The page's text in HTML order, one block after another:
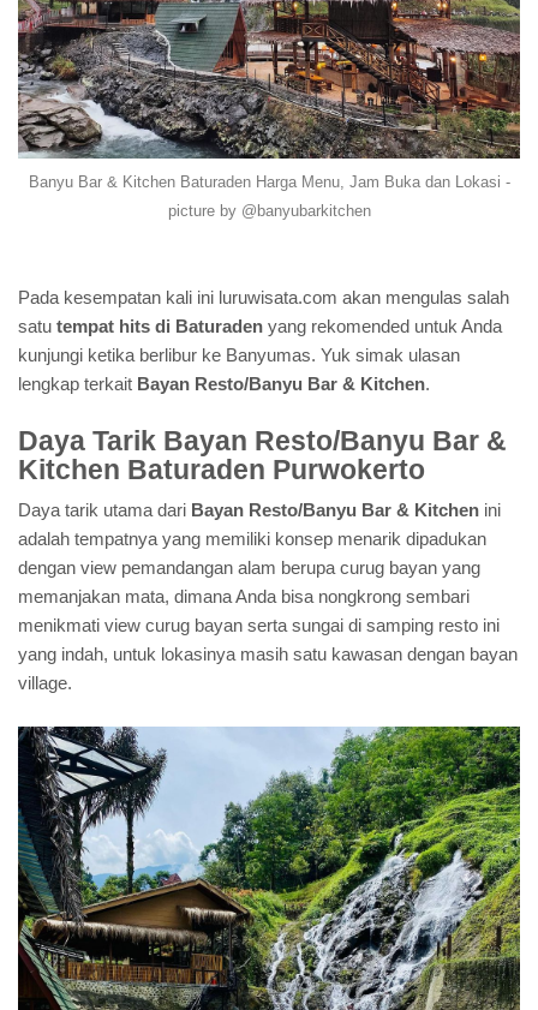
Banyu Bar & Kitchen Baturaden Harga Menu, Jam Buka dan Lokasi -
picture by @banyubarkitchen
Pada kesempatan kali ini luruwisata.com akan mengulas salah
satu tempat hits di Baturaden yang rekomended untuk Anda
kunjungi ketika berlibur ke Banyumas. Yuk simak ulasan
lengkap terkait Bayan Resto/Banyu Bar & Kitchen.
Daya Tarik Bayan Resto/Banyu Bar &
Kitchen Baturaden Purwokerto
Daya tarik utama dari Bayan Resto/Banyu Bar & Kitchen ini
adalah tempatnya yang memiliki konsep menarik dipadukan
dengan view pemandangan alam berupa curug bayan yang
memanjakan mata, dimana Anda bisa nongkrong sembari
menikmati view curug bayan serta sungai di samping resto ini
yang indah, untuk lokasinya masih satu kawasan dengan bayan
village.